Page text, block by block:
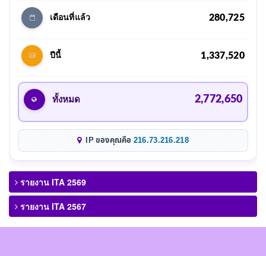
เดือนที่แล้ว 280,725
ปีนี้ 1,337,520
ทั้งหมด 2,772,650
IP ของคุณคือ 216.73.216.218
รายงาน ITA 2569
รายงาน ITA 2567